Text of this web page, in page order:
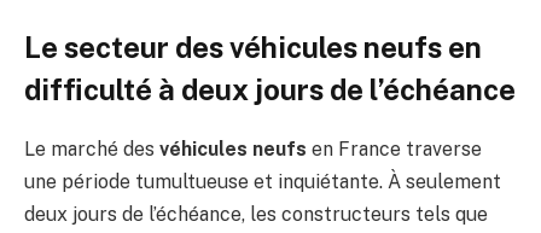
Le secteur des véhicules neufs en
difficulté à deux jours de l’échéance
Le marché des véhicules neufs en France traverse
une période tumultueuse et inquiétante. À seulement
deux jours de l’échéance, les constructeurs tels que